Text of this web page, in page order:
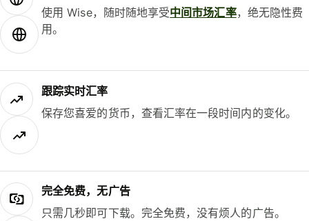
使用 Wise，随时随地享受中间市场汇率，绝无隐性费
用。
跟踪实时汇率
保存您喜爱的货币，查看汇率在一段时间内的变化。
完全免费，无广告
只需几秒即可下载。完全免费，没有烦人的广告。